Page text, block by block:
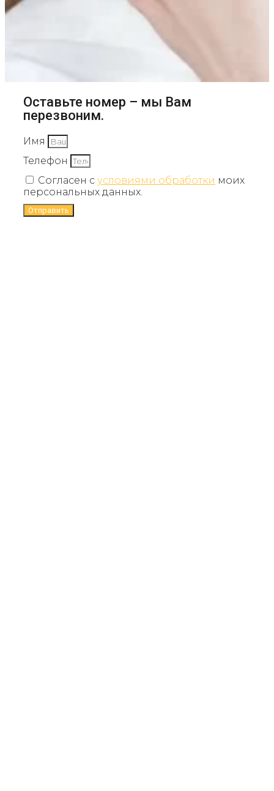
Оставьте номер – мы Вам
перезвоним.
Имя
Телефон
Согласен с условиями обработки моих
персональных данных.
Отправить